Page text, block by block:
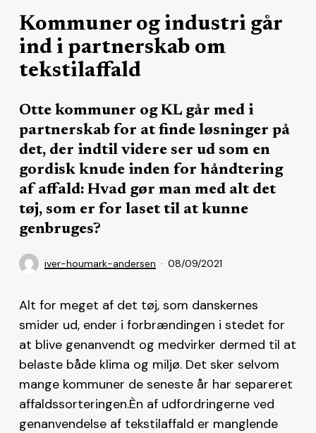
Kommuner og industri går
ind i partnerskab om
tekstilaffald
Otte kommuner og KL går med i
partnerskab for at finde løsninger på
det, der indtil videre ser ud som en
gordisk knude inden for håndtering
af affald: Hvad gør man med alt det
tøj, som er for laset til at kunne
genbruges?
iver-houmark-andersen 08/09/2021
Alt for meget af det tøj, som danskernes
smider ud, ender i forbrændingen i stedet for
at blive genanvendt og medvirker dermed til at
belaste både klima og miljø. Det sker selvom
mange kommuner de seneste år har separeret
affaldssorteringen.Èn af udfordringerne ved
genanvendelse af tekstilaffald er manglende